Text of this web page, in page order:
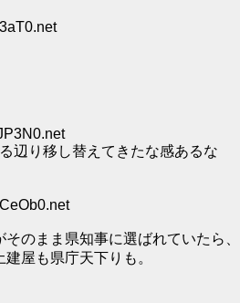
辺り移し替えてきたな感あるな
のまま県知事に選ばれていたら、
屋も県庁天下りも。